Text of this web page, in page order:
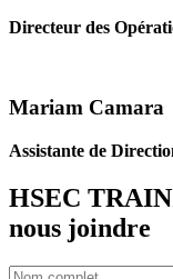
Directeur des
Mariam Camara
Assistante de
HSEC
nous joindre